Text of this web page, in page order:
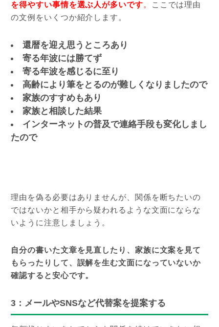
を得やすい事情を選ぶ人が多いです。
ここでは理由
の文例をいくつか紹介します。
還暦を迎え思うところあり
寄る年波には勝てず
寄る年波を感じるに至り
高齢により筆をとるのが難しくなりましたので
家族のすすめもあり
家族と相談した結果
インターネットの普及で連絡手段も変化しまし
たので
理由を偽る必要はありませんが、関係を断ちたいの
ではないかと相手から疑われるような文面にならな
いように注意しましょう。
自分の書いた文章を見直したり、家族に文案を見て
もらったりして、誤解を生む文面になっていないか
確認すると安心です。
3：メールやSNSなど代替案を提案する